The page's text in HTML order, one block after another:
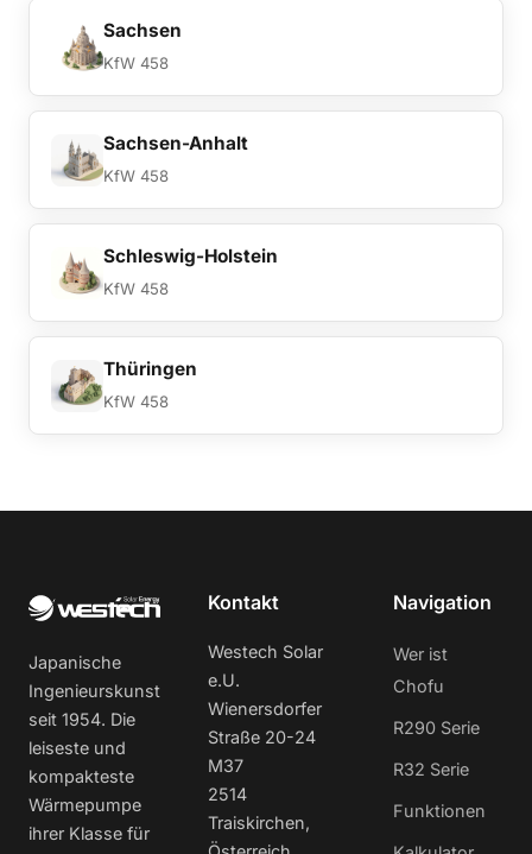
Sachsen
KfW 458
Sachsen-Anhalt
KfW 458
Schleswig-Holstein
KfW 458
Thüringen
KfW 458
Japanische
Ingenieurskunst
seit 1954. Die
leiseste und
kompakteste
Wärmepumpe
ihrer Klasse für
Kontakt
Westech Solar
e.U.
Wienersdorfer
Straße 20-24
M37
2514
Traiskirchen,
Navigation
Wer ist
Chofu
R290 Serie
R32 Serie
Funktionen